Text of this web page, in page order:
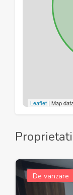
Leaflet | Map
De vanzare